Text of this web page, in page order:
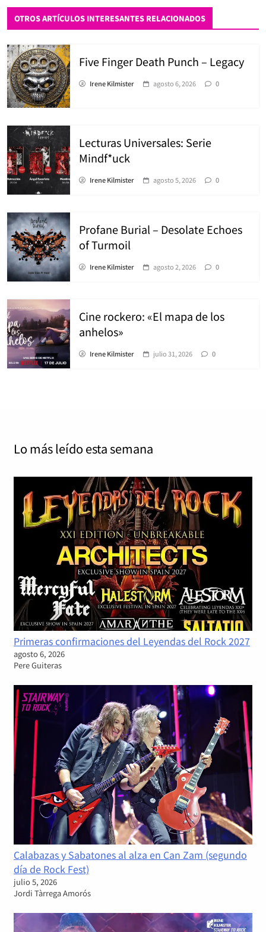
OTROS ARTÍCULOS INTERESANTES RELACIONADOS
Five Finger Death Punch – Legacy
Irene Kilmister agosto 6, 2026 0
Lecturas Universales: Serie
Mindf*uck
Irene Kilmister agosto 5, 2026 0
Profane Burial – Desolate Echoes
of Turmoil
Irene Kilmister agosto 2, 2026 0
Cine rockero: «El mapa de los
anhelos»
Irene Kilmister julio 31, 2026 0
Lo más leído esta semana
Primeras confirmaciones del Leyendas del Rock 2027
agosto 6, 2026
Pere Guiteras
Calabazas y Sabatones al alza en Can Zam (segundo
día de Rock Fest)
julio 5, 2026
Jordi Tàrrega Amorós